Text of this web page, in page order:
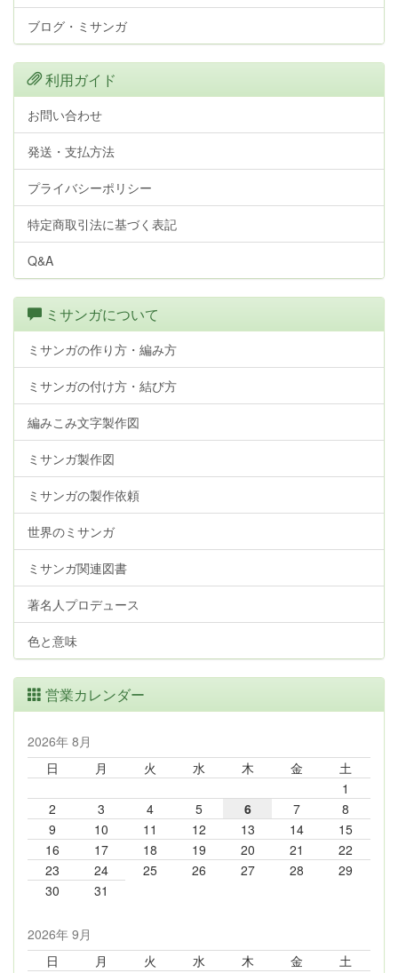
ブログ・ミサンガ
利用ガイド
お問い合わせ
発送・支払方法
プライバシーポリシー
特定商取引法に基づく表記
Q&A
ミサンガについて
ミサンガの作り方・編み方
ミサンガの付け方・結び方
編みこみ文字製作図
ミサンガ製作図
ミサンガの製作依頼
世界のミサンガ
ミサンガ関連図書
著名人プロデュース
色と意味
営業カレンダー
2026年 8月
日
月 火 水 木 金
土
1
2
3 4 5 6 7
8
9
10 11 12 13 14
15
16
17 18 19 20 21
22
23
24 25 26 27 28
29
30
31
2026年 9月
日
月 火 水 木 金
土